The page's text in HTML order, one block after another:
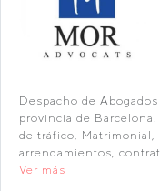
Despacho de
provincia de
de tráfico, Matrimonial,
arrendamientos,
Ver más